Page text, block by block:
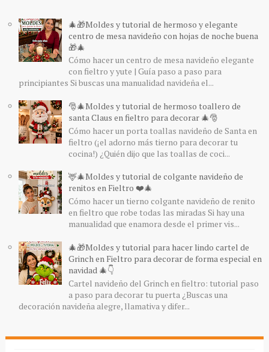
🎄🎁Moldes y tutorial de hermoso y elegante
centro de mesa navideño con hojas de noche buena
🎁🎄
Cómo hacer un centro de mesa navideño elegante
con fieltro y yute | Guía paso a paso para
principiantes Si buscas una manualidad navideña el...
🎅🎄Moldes y tutorial de hermoso toallero de
santa Claus en fieltro para decorar 🎄🎅
Cómo hacer un porta toallas navideño de Santa en
fieltro (¡el adorno más tierno para decorar tu
cocina!) ¿Quién dijo que las toallas de coci...
🦌🎄Moldes y tutorial de colgante navideño de
renitos en Fieltro ❤️🎄
Cómo hacer un tierno colgante navideño de renito
en fieltro que robe todas las miradas Si hay una
manualidad que enamora desde el primer vis...
🎄🎁Moldes y tutorial para hacer lindo cartel de
Grinch en Fieltro para decorar de forma especial en
navidad 🎄👇
Cartel navideño del Grinch en fieltro: tutorial paso
a paso para decorar tu puerta ¿Buscas una
decoración navideña alegre, llamativa y difer...